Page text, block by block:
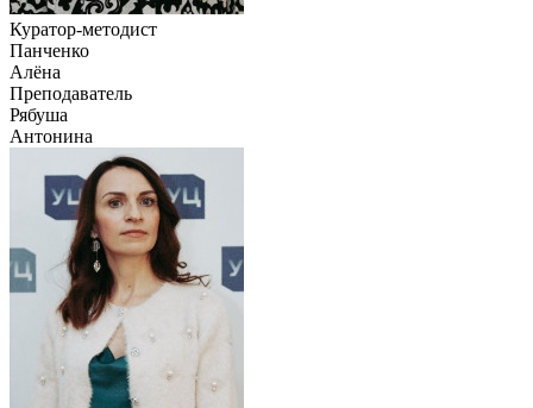
Куратор-методист
Панченко
Алёна
Преподаватель
Рябуша
Антонина